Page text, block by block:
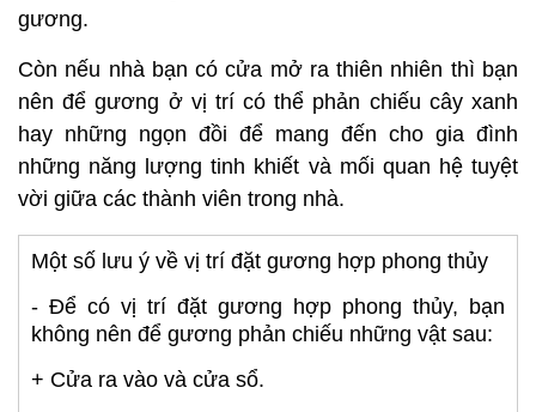
gương.
Còn nếu nhà bạn có cửa mở ra thiên nhiên thì bạn
nên để gương ở vị trí có thể phản chiếu cây xanh
hay những ngọn đồi để mang đến cho gia đình
những năng lượng tinh khiết và mối quan hệ tuyệt
vời giữa các thành viên trong nhà.
Một số lưu ý về vị trí đặt gương hợp phong thủy
- Để có vị trí đặt gương hợp phong thủy, bạn
không nên để gương phản chiếu những vật sau:
+ Cửa ra vào và cửa sổ.